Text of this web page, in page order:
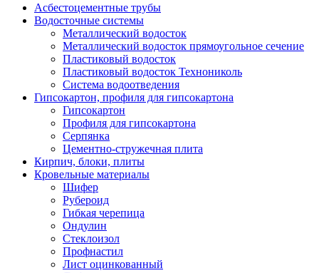
Асбестоцементные трубы
Водосточные системы
Металлический водосток
Металлический водосток прямоугольное сечение
Пластиковый водосток
Пластиковый водосток Технониколь
Система водоотведения
Гипсокартон, профиля для гипсокартона
Гипсокартон
Профиля для гипсокартона
Серпянка
Цементно-стружечная плита
Кирпич, блоки, плиты
Кровельные материалы
Шифер
Рубероид
Гибкая черепица
Ондулин
Стеклоизол
Профнастил
Лист оцинкованный